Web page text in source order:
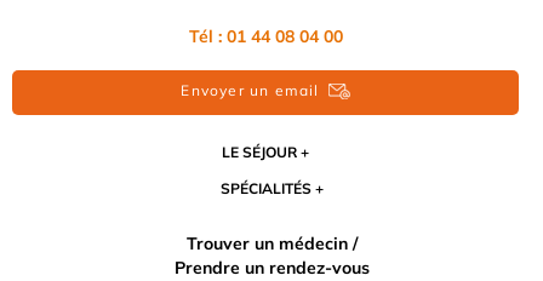
Tél : 01 44 08 04 00
Envoyer un email
LE SÉJOUR
SPÉCIALITÉS
Trouver un médecin /
Prendre un rendez-vous